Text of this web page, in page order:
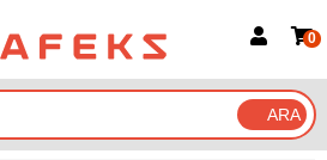
Google İle Bağlan
0